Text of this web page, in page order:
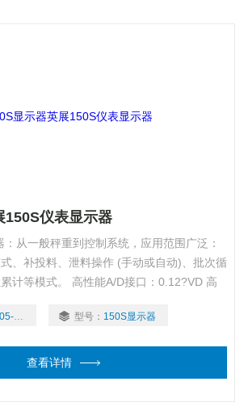
150S仪表显示器
从一般秤重到控制系统，应用范围广泛：
、补投料、泄料操作 (手动或自动)、批次循
计等模式。 高性能A/D接口：0.12?VD 高
式：可做一般 2 点校正或 5 点线性校正，并
25 型号： 150S显示器
查看详情